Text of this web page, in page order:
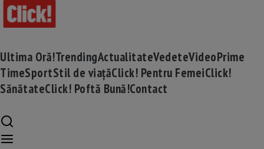
Ultima Oră!TrendingActualitateVedeteVideoPrime
TimeSportStil de viațăClick! Pentru FemeiClick!
SănătateClick! Poftă Bună!Contact